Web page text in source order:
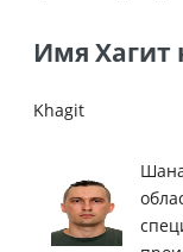
Имя Хагит
Khagit